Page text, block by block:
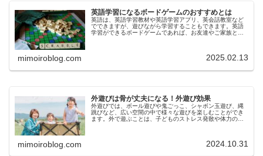
英語学習になるボードゲームのおすすめとは
英語は、英語学習教材や英語学習アプリ、英会話教室など
でできますが、遊びながら学習することもできます。英語
学習ができるボードゲームであれば、お友達やご家族と一
mimoiroblog.com 2025.02.13
外遊びは骨が丈夫になる！外遊び効果
外遊びでは、ボール遊びや鬼ごっこ、シャボン玉遊び、縄
跳びなど、広い空間の中で様々な遊びを楽しむことができ
ます。外で遊ぶことは、子どものストレス発散や体力の向
mimoiroblog.com 2024.10.31